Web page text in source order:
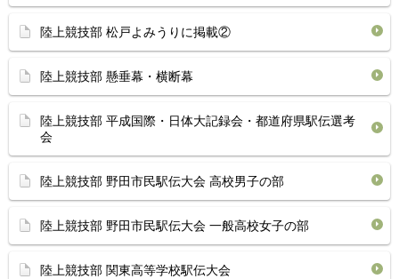
陸上競技部 松戸よみうりに掲載②
陸上競技部 懸垂幕・横断幕
陸上競技部 平成国際・日体大記録会・都道府県駅伝選考
会
陸上競技部 野田市民駅伝大会 高校男子の部
陸上競技部 野田市民駅伝大会 一般高校女子の部
陸上競技部 関東高等学校駅伝大会